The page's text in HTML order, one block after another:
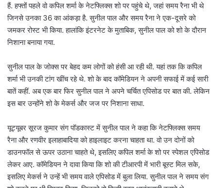
हैं. हफ्तों पहले वो कपिल शर्मा के नेटफ्लिक्स शो पर पहुंचे थे, जहां समय रैना भी थे
जिनसे उनका 36 का आंकड़ा है. सुनील पाल और समय रैना ने एक-दूसरे को
जमकर रोस्ट भी किया. हालांकि इंटरनेट के मुताबिक, सुनील पाल को शो के दौरान
निशाना बनाया गया.
सुनील पाल के जोक्स पर बेहद कम लोगों को हंसी आ रही थी. यहां तक कि कपिल
शर्मा भी उनकी टांग खींच रहे थे. शो के बाद कॉमेडियन ने अपनी सफाई में कई सारी
बातें कहीं. अब एक बार फिर सुनील पाल ने अपने चर्चित एपिसोड पर बात की. लेकिन
इस बार उन्होंने शो के मेकर्स और जज पर निशाना साधा.
यूट्यूबर सूरज कुमार संग पॉडकास्ट में सुनील पाल ने कहा कि नेटफ्लिक्स समय
रैना और रणवीर इलाहाबादिया को हाइलाइट करना चाहता था. वो उन दोनों को
डाउनफॉल से ऊपर उठाना चाहते थे, इसलिए कपिल शर्मा के शो पर स्पेशल एपिसोड
लेकर आए. कॉमेडियन ने दावा किया कि शो की टीआरपी में भारी बूस्ट मिल सके,
इसलिए मेकर्स ने उन्हें भी समय वाले एपिसोड में बुला लिया. सुनील पाल ने समय संग